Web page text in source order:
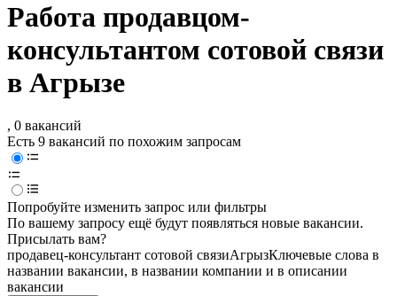
Работа продавцом-
консультантом сотовой связи
в Агрызе
, 0 вакансий
Есть 9 вакансий по похожим запросам
Попробуйте изменить запрос или фильтры
По вашему запросу ещё будут появляться новые вакансии.
Присылать вам?
продавец-консультант сотовой связиАгрызКлючевые слова в
названии вакансии, в названии компании и в описании
вакансии